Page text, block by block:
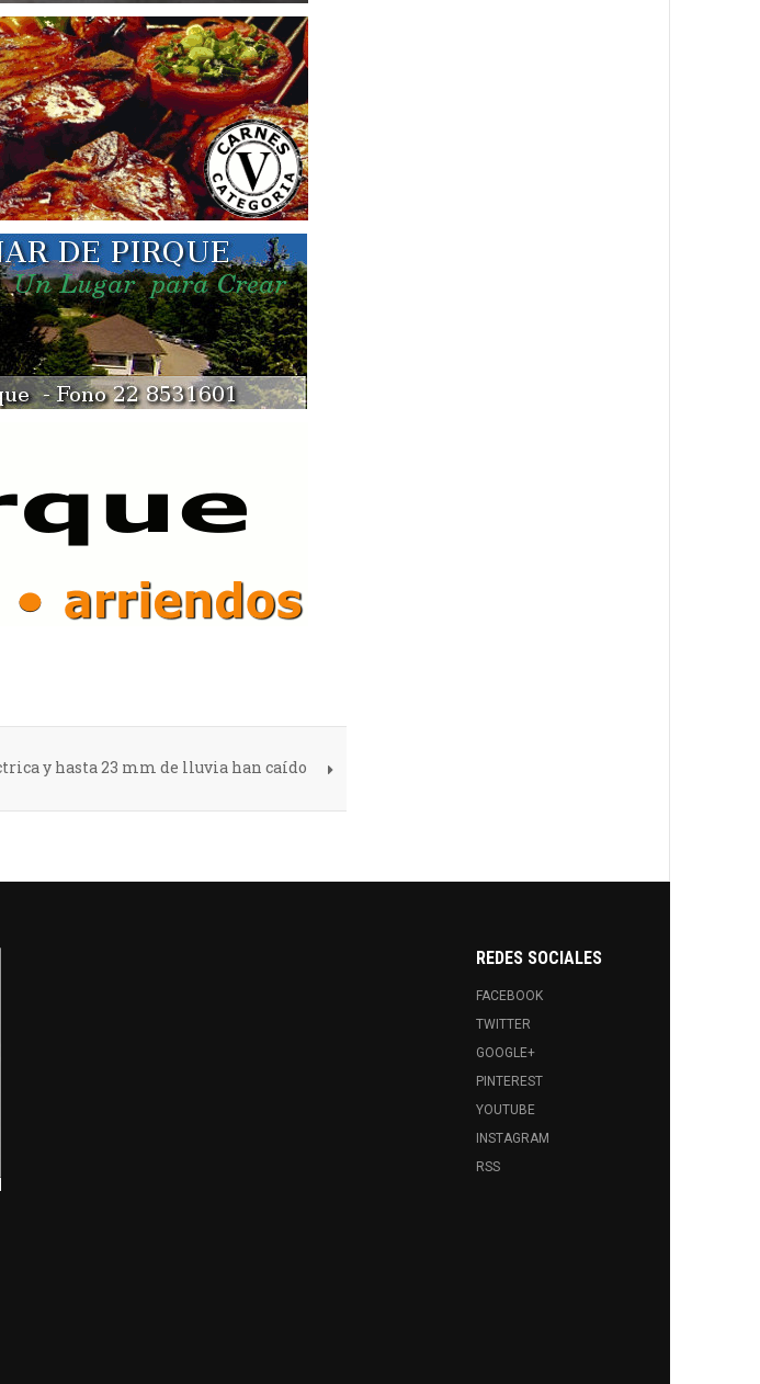
y hasta 23 mm de lluvia han caído
REDES SOCIALES
FACEBOOK
TWITTER
GOOGLE+
PINTEREST
YOUTUBE
INSTAGRAM
RSS